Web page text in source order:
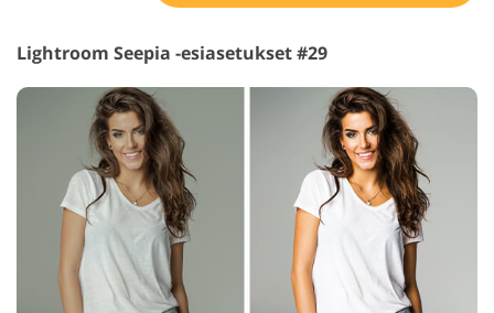
Lightroom Seepia -esiasetukset #29